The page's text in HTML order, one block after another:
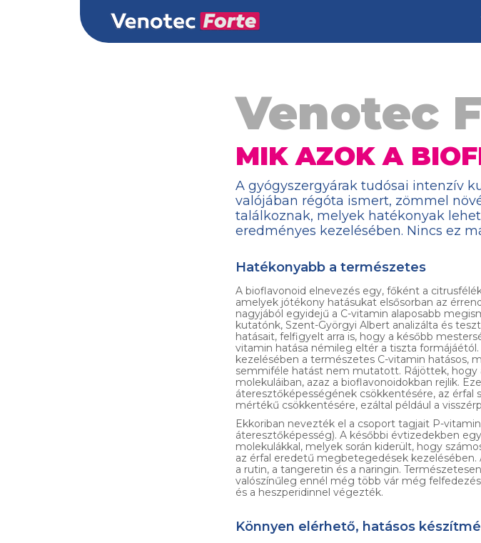
Venotec
MIK AZOK A
A gyógyszergyárak tudósai intenzív
valójában régóta ismert, zömmel
találkoznak, melyek hatékonyak
eredményes kezelésében. Nincs ez
Hatékonyabb a természetes
A bioflavonoid elnevezés egy, főként a
amelyek jótékony hatásukat elsősorban az
nagyjából egyidejű a C-vitamin alaposabb
kutatónk, Szent-Györgyi Albert analizálta és
hatásait, felfigyelt arra is, hogy a később
vitamin hatása némileg eltér a tiszta
kezelésében a természetes C-vitamin hatásos,
semmiféle hatást nem mutatott. Rájöttek, hogy
molekuláiban, azaz a bioflavonoidokban rejlik.
áteresztőképességének csökkentésére, az érfal
mértékű csökkentésére, ezáltal például a
Ekkoriban nevezték el a csoport tagjait P-
áteresztőképesség). A későbbi évtizedekben
molekulákkal, melyek során kiderült, hogy
az érfal eredetű megbetegedések
a rutin, a tangeretin és a naringin.
valószínűleg ennél még több vár még
és a heszperidinnel végezték.
Könnyen elérhető, hatásos